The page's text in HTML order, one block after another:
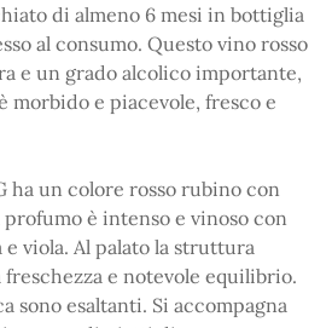
di almeno 6 mesi in bottiglia
al consumo. Questo vino rosso
e un grado alcolico importante,
morbido e piacevole, fresco e
ha un colore rosso rubino con
è intenso e vinoso con
viola. Al palato la struttura
e notevole equilibrio.
sono esaltanti. Si accompagna